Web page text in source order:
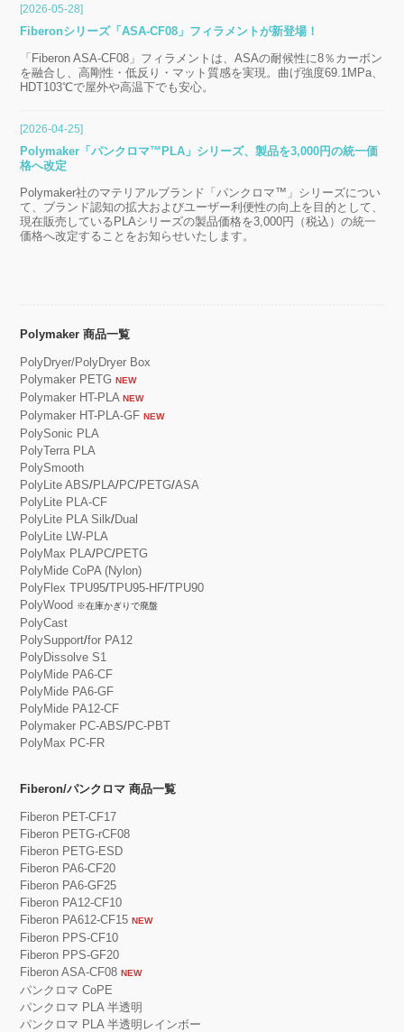
[2026-05-28]
Fiberonシリーズ「ASA-CF08」フィラメントが新登場！
「Fiberon ASA-CF08」フィラメントは、ASAの耐候性に8％カーボン
を融合し、高剛性・低反り・マット質感を実現。曲げ強度69.1MPa、
HDT103℃で屋外や高温下でも安心。
[2026-04-25]
Polymaker「パンクロマ™PLA」シリーズ、製品を3,000円の統一価
格へ改定
Polymaker社のマテリアルブランド「パンクロマ™」シリーズについ
て、ブランド認知の拡大およびユーザー利便性の向上を目的として、
現在販売しているPLAシリーズの製品価格を3,000円（税込）の統一
価格へ改定することをお知らせいたします。
Polymaker 商品一覧
PolyDryer/PolyDryer Box
Polymaker PETG NEW
Polymaker HT-PLA NEW
Polymaker HT-PLA-GF NEW
PolySonic PLA
PolyTerra PLA
PolySmooth
PolyLite ABS/PLA/PC/PETG/ASA
PolyLite PLA-CF
PolyLite PLA Silk/Dual
PolyLite LW-PLA
PolyMax PLA/PC/PETG
PolyMide CoPA (Nylon)
PolyFlex TPU95/TPU95-HF/TPU90
PolyWood ※在庫かぎりで廃盤
PolyCast
PolySupport/for PA12
PolyDissolve S1
PolyMide PA6-CF
PolyMide PA6-GF
PolyMide PA12-CF
Polymaker PC-ABS/PC-PBT
PolyMax PC-FR
Fiberon/パンクロマ 商品一覧
Fiberon PET-CF17
Fiberon PETG-rCF08
Fiberon PETG-ESD
Fiberon PA6-CF20
Fiberon PA6-GF25
Fiberon PA12-CF10
Fiberon PA612-CF15 NEW
Fiberon PPS-CF10
Fiberon PPS-GF20
Fiberon ASA-CF08 NEW
パンクロマ CoPE
パンクロマ PLA 半透明
パンクロマ PLA 半透明レインボー